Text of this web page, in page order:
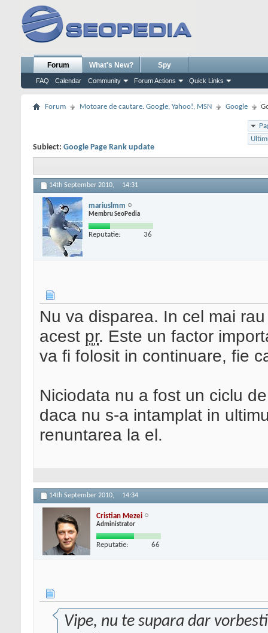
Forum
FAQ Calendar Community Forum Actions Quick Links
What's New? Spy
Forum Motoare de cautare. Google, Yahoo!, MSN Google
Subiect: Google Page Rank update
14th September 2010, 14:31
mariuslmm
Membru SeoPedia
Reputatie: 36
Nu va disparea. In cel mai
acest pr. Este un factor
va fi folosit in continuare, fie
Niciodata nu a fost un ciclu
daca nu s-a intamplat in
renuntarea la el.
14th September 2010, 14:34
Cristian Mezei
Administrator
Reputatie: 66
Vipe, nu te supara dar